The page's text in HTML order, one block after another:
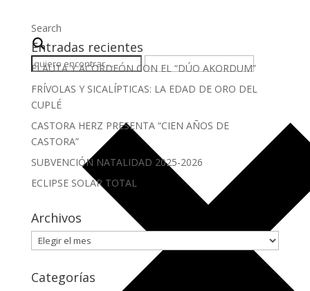
Search
Entradas recientes
FLAUTA Y ACORDEÓN CON EL “DÚO AKORDUM”
FRÍVOLAS Y SICALÍPTICAS: LA EDAD DE ORO DEL
CUPLÉ
CASTORA HERZ PRESENTA “CIEN AÑOS DE
CASTORA”
SUBVENCIÓN NATALIDAD 2025-2026
ECLIPSE SOLAR TOTAL
Archivos
Archivos
Categorías